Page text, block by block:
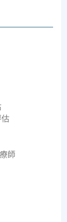
估
師